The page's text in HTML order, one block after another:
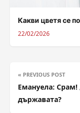
Какви цветя се
22/02/2026
« PREVIOUS POST
Емануела: Срам!
държавата?